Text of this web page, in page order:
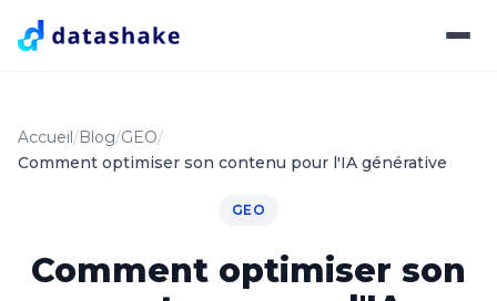
Accueil Blog GEO
Comment optimiser son contenu pour l'IA générative
GEO
Comment optimiser son